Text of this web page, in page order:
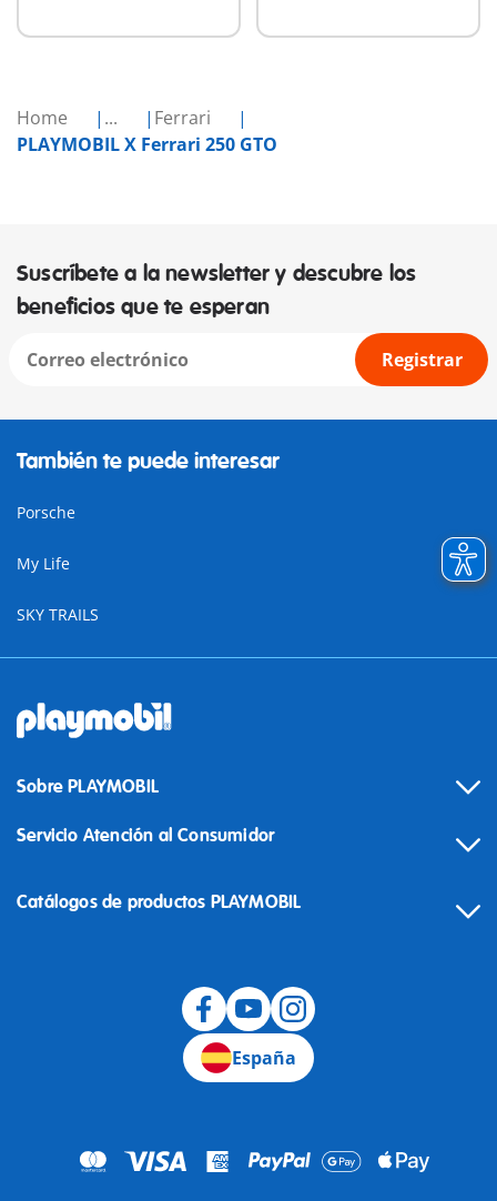
Home ...
Ferrari
PLAYMOBIL X Ferrari 250 GTO
Suscríbete a la newsletter y descubre los
beneficios que te esperan
Registrar
También te puede interesar
Porsche
My Life
SKY TRAILS
Sobre PLAYMOBIL
Servicio Atención al Consumidor
Catálogos de productos PLAYMOBIL
España